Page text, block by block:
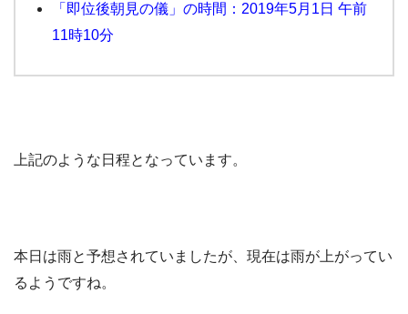
「即位後朝見の儀」の時間：2019年5月1日 午前
11時10分
上記のような日程となっています。
本日は雨と予想されていましたが、現在は雨が上がってい
るようですね。